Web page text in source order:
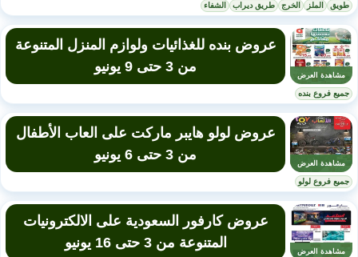
طويق الملز الخرج طريق ديراب الشفاء
مشاهدة العرض
عروض بنده للغذائيات ولوازم المنزل المتنوعة
من 3 حتى 9 يونيو
جميع فروع بنده
مشاهدة العرض
عروض لولو هايبر ماركت على العاب الأطفال
من 3 حتى 6 يونيو
جميع فروع لولو
مشاهدة العرض
عروض كارفور السعودية على الالكترونيات
المتنوعة من 3 حتى 16 يونيو